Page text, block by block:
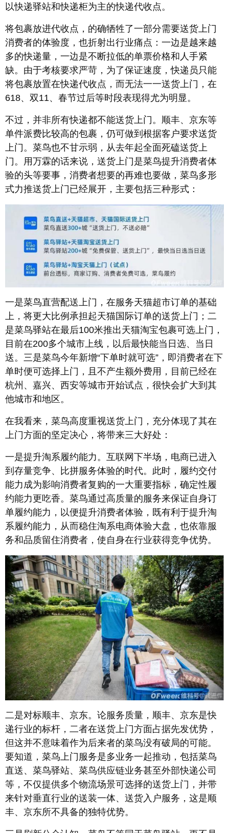
以快递驿站和快递柜为主的快递代收点。
将包裹放进代收点，的确牺牲了一部分需要送货上门
消费者的体验度，也折射出行业痛点：一边是越来越
多的快递量，一边是不断拉低的单票价格和人手紧
缺。由于考核要求严苛，为了保证速度，快递员只能
将包裹放置在快递代收点，而无法一一送货上门，在
618、双11、春节过后等时段表现得尤为明显。
不过，并非所有快递都不能送货上门。顺丰、京东等
单件派费比较高的包裹，仍可做到根据客户要求送货
上门。菜鸟也不甘示弱，从去年起全面死磕送货上
门。用万霖的话来说，送货上门是菜鸟提升消费者体
验的头等要事，消费者想要的再难也要做，菜鸟多形
式力推送货上门已经展开，主要包括三种形式：
一是菜鸟直营配送上门，在服务天猫超市订单的基础
上，将更大比例承担起天猫国际订单的送货上门；二
是菜鸟驿站在最后100米推出天猫淘宝包裹可选上门，
目前在200多个城市上线，以后最快能当日选、当日
送。三是菜鸟今年新增“下单时就可选”，即消费者在下
单时便可选择上门，且不产生额外费用，目前已经在
杭州、嘉兴、西安等城市开始试点，很快会扩大到其
他城市和地区。
在我看来，菜鸟高度重视送货上门，充分体现了其在
上门方面的坚定决心，将带来三大好处：
一是提升淘系履约能力。互联网下半场，电商已进入
到存量竞争、比拼服务体验的时代。此时，履约交付
能力成为影响消费者复购的一大重要指标，确定性履
约能力更吃香。菜鸟通过高质量的服务来保证自身订
单履约能力，以便提升消费者体验，既有利于提升淘
系履约能力，从而稳住淘系电商体验大盘，也依靠服
务和品质留住消费者，使自身在行业获得竞争优势。
二是对标顺丰、京东。论服务质量，顺丰、京东是快
递行业的标杆，二者在送货上门方面占据先发优势，
但这并不意味着作为后来者的菜鸟没有破局的可能。
要知道，菜鸟上门服务是多业务一起推动，包括菜鸟
直送、菜鸟驿站、菜鸟供应链业务甚至外部快递公司
等，不仅提供多个物流场景可选择的送货上门，并带
来针对垂直行业的送装一体、送货入户服务，这是顺
丰、京东所不具备的独特优势。